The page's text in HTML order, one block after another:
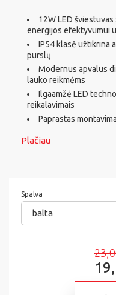
12W LED
energijos efektyvumui
IP54 klasė užtikrina
purslų
Modernus apvalus
lauko reikmėms
Ilgaamžė LED
reikalavimais
Paprastas
Plačiau
Spalva
balta